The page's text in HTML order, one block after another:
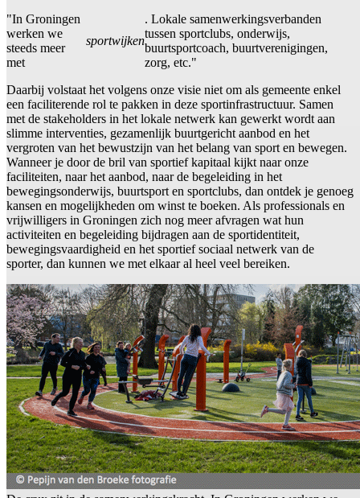
"In Groningen
werken we
steeds meer
met
sportwijken
. Lokale samenwerkingsverbanden
tussen sportclubs, onderwijs,
buurtsportcoach, buurtverenigingen,
zorg, etc."
Daarbij volstaat het volgens onze visie niet om als gemeente enkel
een faciliterende rol te pakken in deze sportinfrastructuur. Samen
met de stakeholders in het lokale netwerk kan gewerkt wordt aan
slimme interventies, gezamenlijk buurtgericht aanbod en het
vergroten van het bewustzijn van het belang van sport en bewegen.
Wanneer je door de bril van sportief kapitaal kijkt naar onze
faciliteiten, naar het aanbod, naar de begeleiding in het
bewegingsonderwijs, buurtsport en sportclubs, dan ontdek je genoeg
kansen en mogelijkheden om winst te boeken. Als professionals en
vrijwilligers in Groningen zich nog meer afvragen wat hun
activiteiten en begeleiding bijdragen aan de sportidentiteit,
bewegingsvaardigheid en het sportief sociaal netwerk van de
sporter, dan kunnen we met elkaar al heel veel bereiken.